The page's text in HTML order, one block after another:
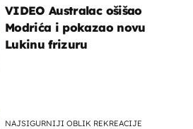
NAJSIGURNIJI OBLIK REKREACIJE
VIDEO Australac ošišao
Modrića i pokazao novu
Lukinu frizuru